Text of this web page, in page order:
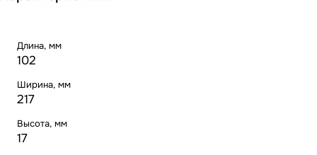
Длина, мм
102
Ширина, мм
217
Высота, мм
17